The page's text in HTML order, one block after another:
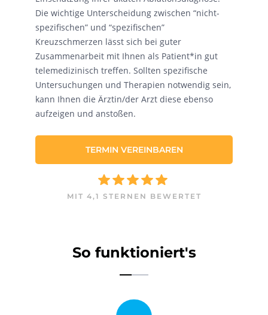
Die wichtige Unterscheidung zwischen “nicht-
spezifischen” und “spezifischen”
Kreuzschmerzen lässt sich bei guter
Zusammenarbeit mit Ihnen als Patient*in gut
telemedizinisch treffen. Sollten spezifische
Untersuchungen und Therapien notwendig sein,
kann Ihnen die Ärztin/der Arzt diese ebenso
aufzeigen und anstoßen.
TERMIN VEREINBAREN
MIT 4,1 STERNEN BEWERTET
So funktioniert's